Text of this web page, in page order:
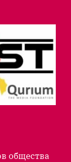
общества